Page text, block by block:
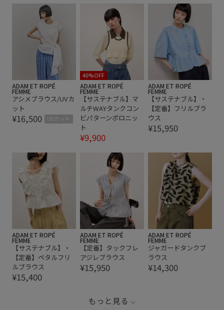
ADAM ET ROPÉ
FEMME
アシメブラウス/UVカ
ット
¥16,500 UVカット
40%OFF
ADAM ET ROPÉ
FEMME
【サステナブル】マ
ルチWAYタンクコン
ビパターンポロニッ
ト
¥9,900
ADAM ET ROPÉ
FEMME
【サステナブル】・
【定番】フリルブラ
ウス
¥15,950
ADAM ET ROPÉ
FEMME
【サステナブル】・
【定番】ペタルフリ
ルブラウス
¥15,400
ADAM ET ROPÉ
FEMME
【定番】タックフレ
アジレブラウス
¥15,950
ADAM ET ROPÉ
FEMME
ジャガードタンクブ
ラウス
¥14,300
もっと見る